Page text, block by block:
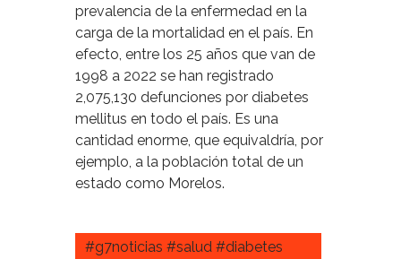
prevalencia de la enfermedad en la
carga de la mortalidad en el país. En
efecto, entre los 25 años que van de
1998 a 2022 se han registrado
2,075,130 defunciones por diabetes
mellitus en todo el país. Es una
cantidad enorme, que equivaldría, por
ejemplo, a la población total de un
estado como Morelos.
#g7noticias #salud #diabetes